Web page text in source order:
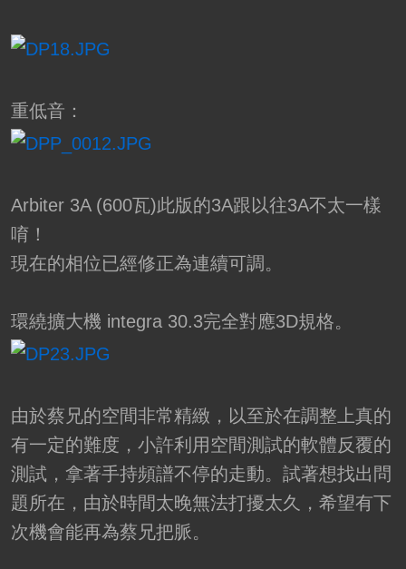
重低音：
Arbiter 3A (600瓦)此版的3A跟以往3A不太一樣
唷！
現在的相位已經修正為連續可調。
環繞擴大機 integra 30.3完全對應3D規格。
由於蔡兄的空間非常精緻，以至於在調整上真的
有一定的難度，小許利用空間測試的軟體反覆的
測試，拿著手持頻譜不停的走動。試著想找出問
題所在，由於時間太晚無法打擾太久，希望有下
次機會能再為蔡兄把脈。